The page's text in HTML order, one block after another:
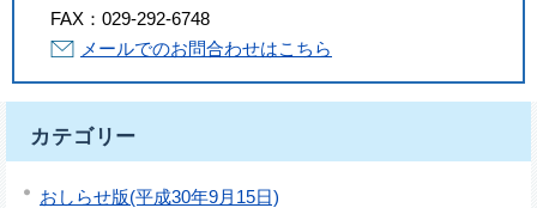
FAX： 029-292-6748
メールでのお問合わせはこちら
カテゴリー
おしらせ版(平成30年9月15日)